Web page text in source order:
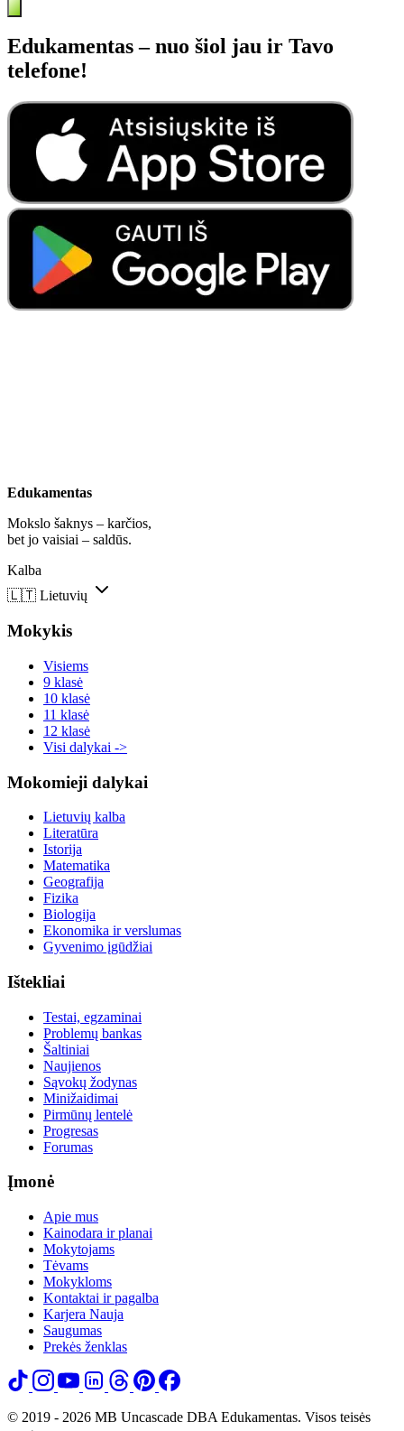
Edukamentas – nuo šiol jau ir Tavo
telefone!
Edukamentas
Mokslo šaknys – karčios,
bet jo vaisiai – saldūs.
Kalba
🇱🇹 Lietuvių
Mokykis
Visiems
9 klasė
10 klasė
11 klasė
12 klasė
Visi dalykai ->
Mokomieji dalykai
Lietuvių kalba
Literatūra
Istorija
Matematika
Geografija
Fizika
Biologija
Ekonomika ir verslumas
Gyvenimo įgūdžiai
Ištekliai
Testai, egzaminai
Problemų bankas
Šaltiniai
Naujienos
Sąvokų žodynas
Minižaidimai
Pirmūnų lentelė
Progresas
Forumas
Įmonė
Apie mus
Kainodara ir planai
Mokytojams
Tėvams
Mokykloms
Kontaktai ir pagalba
Karjera Nauja
Saugumas
Prekės ženklas
© 2019 - 2026 MB Uncascade DBA Edukamentas. Visos teisės